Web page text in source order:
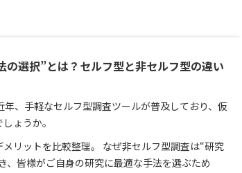
の選択”とは？セルフ型と非セルフ型の違い
、手軽なセルフ型調査ツールが普及しており、仮
ょうか。
リットを比較整理。 なぜ非セルフ型調査は“研究
、皆様がご自身の研究に最適な手法を選ぶため